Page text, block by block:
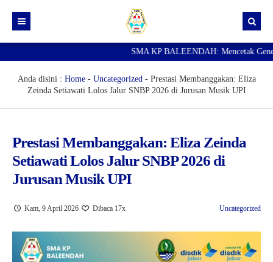
Berita
SPMB
SMA KP BALEENDAH: Mencetak
Anda disini : Home- Uncategorized- Prestasi Membanggakan: Eliza
Zeinda Setiawati Lolos Jalur SNBP 2026 di Jurusan Musik UPI
Prestasi Membanggakan: Eliza Zeinda
Setiawati Lolos Jalur SNBP 2026 di
Jurusan Musik UPI
Kam, 9 April 2026 Dibaca 17x Uncategorized